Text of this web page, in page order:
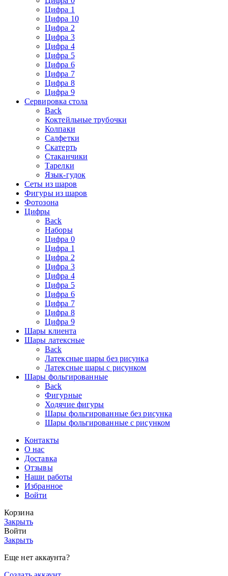
Цифра 1
Цифра 10
Цифра 2
Цифра 3
Цифра 4
Цифра 5
Цифра 6
Цифра 7
Цифра 8
Цифра 9
Сервировка стола
Back
Коктейльные трубочки
Колпаки
Салфетки
Скатерть
Стаканчики
Тарелки
Язык-гудок
Сеты из шаров
Фигуры из шаров
Фотозона
Цифры
Back
Наборы
Цифра 0
Цифра 1
Цифра 2
Цифра 3
Цифра 4
Цифра 5
Цифра 6
Цифра 7
Цифра 8
Цифра 9
Шары клиента
Шары латексные
Back
Латексные шары без рисунка
Латексные шары с рисунком
Шары фольгированные
Back
Фигурные
Ходячие фигуры
Шары фольгированные без рисунка
Шары фольгированные с рисунком
Контакты
О нас
Доставка
Отзывы
Наши работы
Избранное
Войти
Корзина
Закрыть
Войти
Закрыть
Еще нет аккаунта?